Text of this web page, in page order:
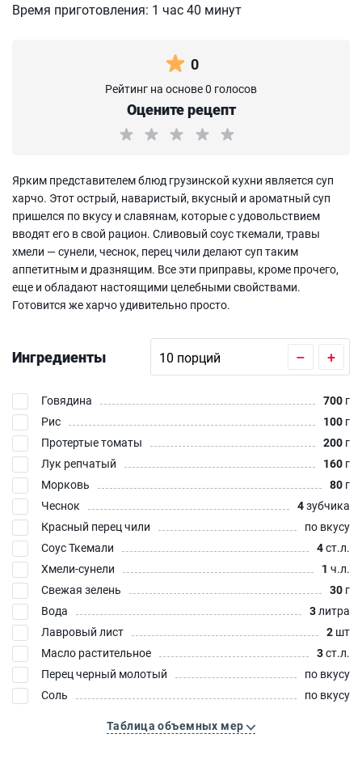
Время приготовления: 1 час 40 минут
0
Рейтинг на основе 0 голосов
Оцените рецепт
Ярким представителем блюд грузинской кухни является суп
харчо. Этот острый, наваристый, вкусный и ароматный суп
пришелся по вкусу и славянам, которые с удовольствием
вводят его в свой рацион. Сливовый соус ткемали, травы
хмели — сунели, чеснок, перец чили делают суп таким
аппетитным и дразнящим. Все эти приправы, кроме прочего,
еще и обладают настоящими целебными свойствами.
Готовится же харчо удивительно просто.
Ингредиенты – +
Говядина 700 г
Рис
100 г
Протертые томаты
200 г
Лук репчатый
160 г
Морковь
80 г
Чеснок
4зубчика
Красный перец чили
по вкусу
Соус Ткемали
4ст.л.
Хмели-сунели
1 ч.л.
Свежая зелень
30 г
Вода
3литра
Лавровый лист
2 шт
Масло растительное
3ст.л.
Перец черный молотый
по вкусу
Соль
по вкусу
Таблица объемных мер